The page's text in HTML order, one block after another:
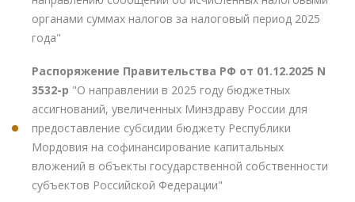
органами суммах налогов за налоговый период 2025
года"
Распоряжение Правительства РФ от 01.12.2025 N
3532-р "О направлении в 2025 году бюджетных
ассигнований, увеличенных Минздраву России для
предоставление субсидии бюджету Республики
Мордовия на софинансирование капитальных
вложений в объекты государственной собственности
субъектов Российской Федерации"